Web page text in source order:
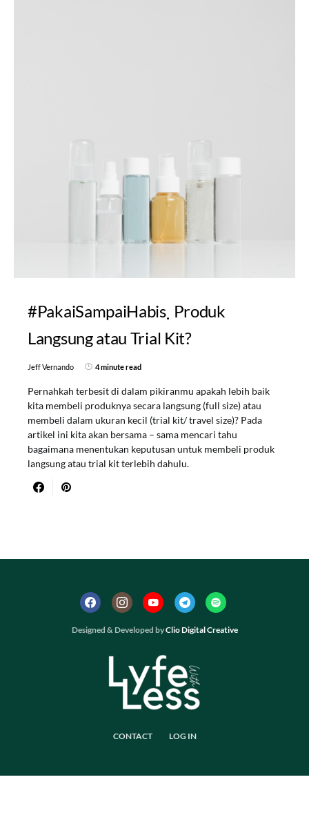
#PakaiSampaiHabis Produk
Langsung atau Trial Kit?
Jeff Vernando 4 minute read
Pernahkah terbesit di dalam pikiranmu apakah lebih baik
kita membeli produknya secara langsung (full size) atau
membeli dalam ukuran kecil (trial kit/ travel size)? Pada
artikel ini kita akan bersama – sama mencari tahu
bagaimana menentukan keputusan untuk membeli produk
langsung atau trial kit terlebih dahulu.
Designed & Developed byClio Digital Creative
CONTACT LOG IN